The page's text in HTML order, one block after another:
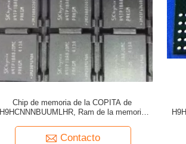
Chip de memoria de la COPITA de
H9HCNNNBUUMLHR, Ram de la memoria
Contacto